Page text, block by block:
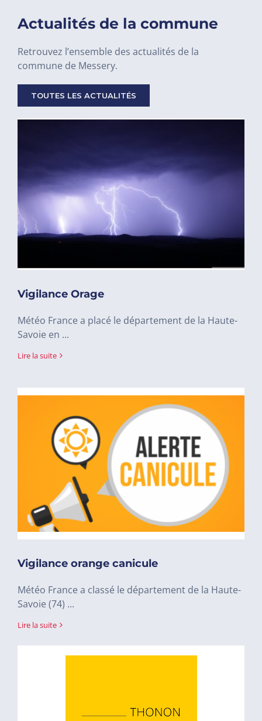
Actualités de la commune
Retrouvez l’ensemble des actualités de la
commune de Messery.
TOUTES LES ACTUALITÉS
Vigilance Orage
Météo France a placé le département de la Haute-
Savoie en ...
Lire la suite
Vigilance orange canicule
Météo France a classé le département de la Haute-
Savoie (74) ...
Lire la suite